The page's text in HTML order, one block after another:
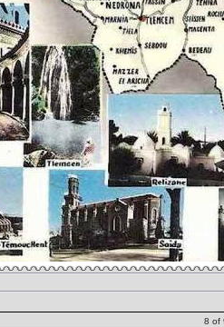
8 of